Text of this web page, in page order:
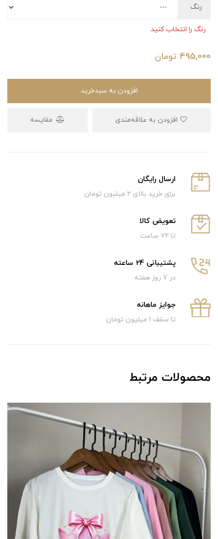
رنگ
رنگ را انتخاب کنید.
495,000 تومان
افزودن به سبدخرید
مقایسه
ارسال رایگان
برای خرید بالای ۲ میلیون تومان
تعویض کالا
تا ۷۲ ساعت
پشتیبانی 24 ساعته
در 7 روز هفته
جوایز ماهانه
تا سقف 1 میلیون تومان
محصولات مرتبط